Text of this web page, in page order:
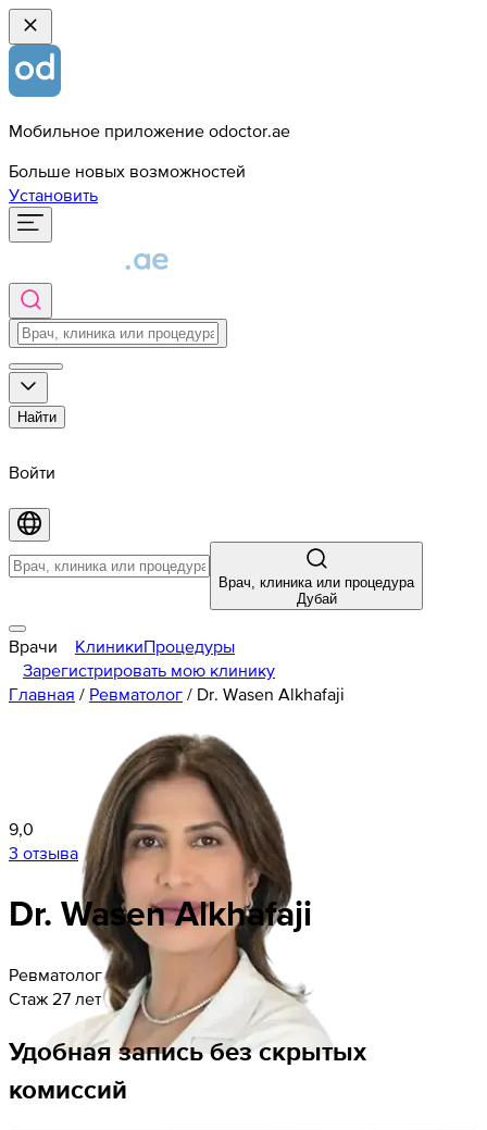
Мобильное приложение odoctor.ae
Больше новых возможностей
Установить
Найти
Войти
Врач, клиника или процедура
Дубай
Врачи КлиникиПроцедуры
Зарегистрировать мою клинику
Главная / Ревматолог / Dr. Wasen Alkhafaji
9,0
3 отзыва
Dr. Wasen Alkhafaji
Ревматолог
Стаж 27 лет
Удобная запись без скрытых
комиссий